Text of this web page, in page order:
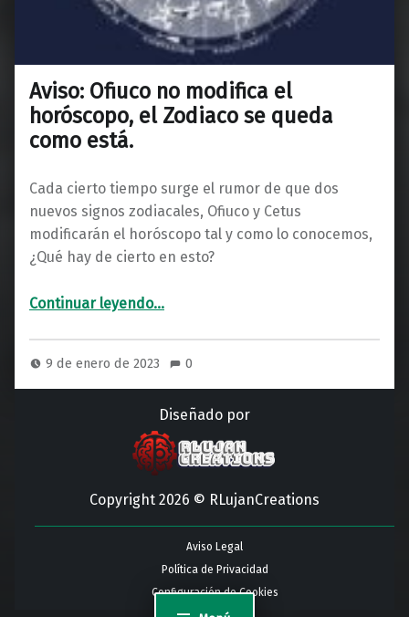
Aviso: Ofiuco no modifica el
horóscopo, el Zodiaco se queda
como está.
Cada cierto tiempo surge el rumor de que dos
nuevos signos zodiacales, Ofiuco y Cetus
modificarán el horóscopo tal y como lo conocemos,
¿Qué hay de cierto en esto?
Continuar leyendo“Aviso: Ofiuco no modifica el horóscopo, el Zodiaco se queda como está.”
…
9 de enero de 2023 0
Diseñado por
Copyright 2026 © RLujanCreations
Aviso Legal
Política de Privacidad
Configuración de Cookies